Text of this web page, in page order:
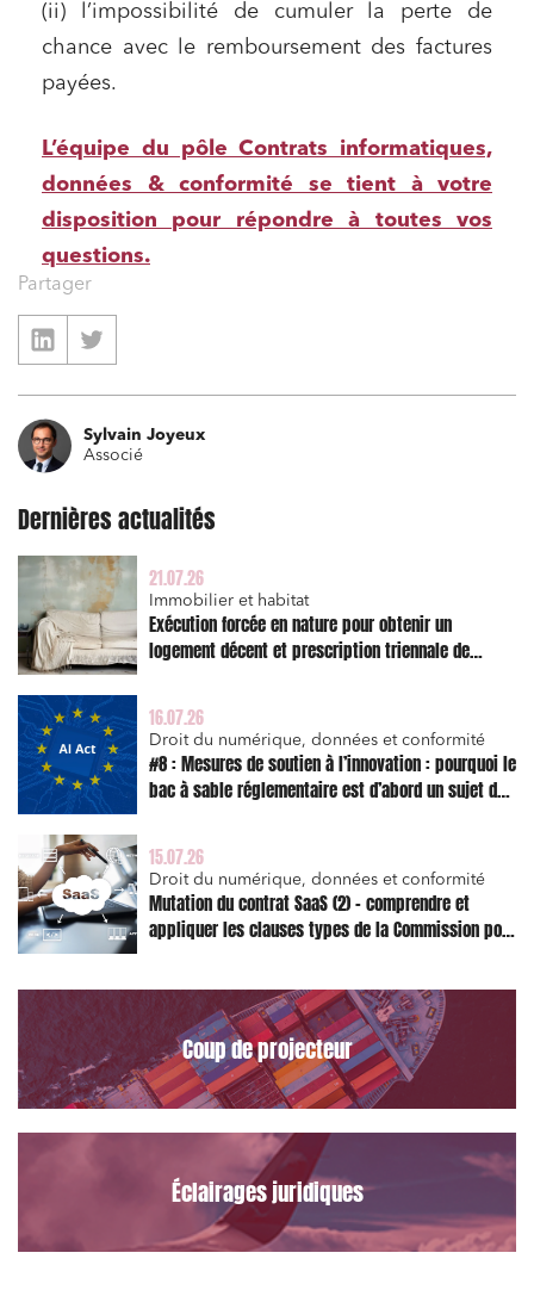
(ii) l’impossibilité de cumuler la perte de
chance avec le remboursement des factures
payées.
L’équipe du pôle Contrats informatiques,
données & conformité se tient à votre
disposition pour répondre à toutes vos
questions.
Partager
Sylvain Joyeux
Associé
Dernières actualités
21.07.26
Immobilier et habitat
Exécution forcée en nature pour obtenir un
logement décent et prescription triennale de
16.07.26
Droit du numérique, données et conformité
#8 : Mesures de soutien à l’innovation : pourquoi le
bac à sable réglementaire est d’abord un sujet de
15.07.26
Droit du numérique, données et conformité
Mutation du contrat SaaS (2) – comprendre et
appliquer les clauses types de la Commission pour
Coup de projecteur
Éclairages juridiques
Urbanisme et aménagement
Banque finance et assurance